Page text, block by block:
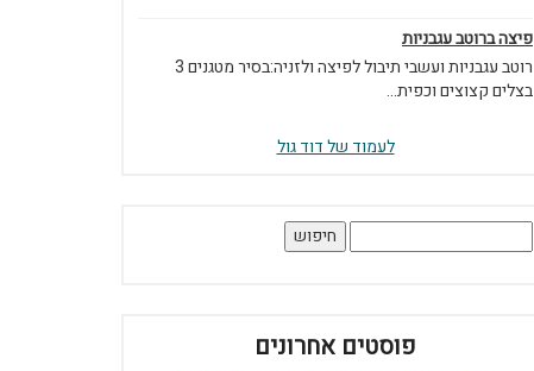
פיצה ברוטב עגבניות
רוטב עגבניות ועשבי תיבול לפיצה ולזניה:בסיר מטגנים 3
בצלים קצוצים וכפית...
לעמוד של דוד גול
פוסטים אחרונים